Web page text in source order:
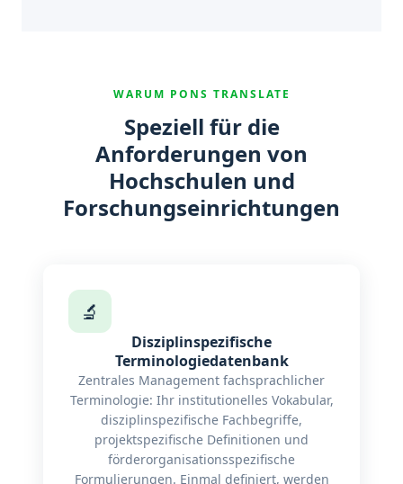
WARUM PONS TRANSLATE
Speziell für die
Anforderungen von
Hochschulen und
Forschungseinrichtungen
🔬
Disziplinspezifische
Terminologiedatenbank
Zentrales Management fachsprachlicher
Terminologie: Ihr institutionelles Vokabular,
disziplinspezifische Fachbegriffe,
projektspezifische Definitionen und
förderorganisationsspezifische
Formulierungen. Einmal definiert, werden